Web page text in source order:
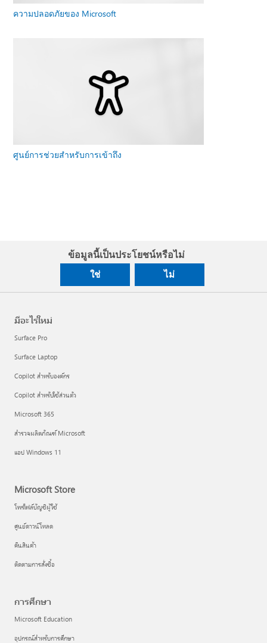
ความปลอดภัยของ Microsoft
ศูนย์การช่วยสําหรับการเข้าถึง
ข้อมูลนี้เป็นประโยชน์หรือไม่
ใช่ ไม่
มีอะไรใหม่
Surface Pro
Surface Laptop
Copilot สำหรับองค์กร
Copilot สำหรับใช้ส่วนตัว
Microsoft 365
สำรวจผลิตภัณฑ์ Microsoft
แอป Windows 11
Microsoft Store
โพรไฟล์บัญชีผู้ใช้
ศูนย์ดาวน์โหลด
คืนสินค้า
ติดตามการสั่งซื้อ
การศึกษา
Microsoft Education
อุปกรณ์สำหรับการศึกษา